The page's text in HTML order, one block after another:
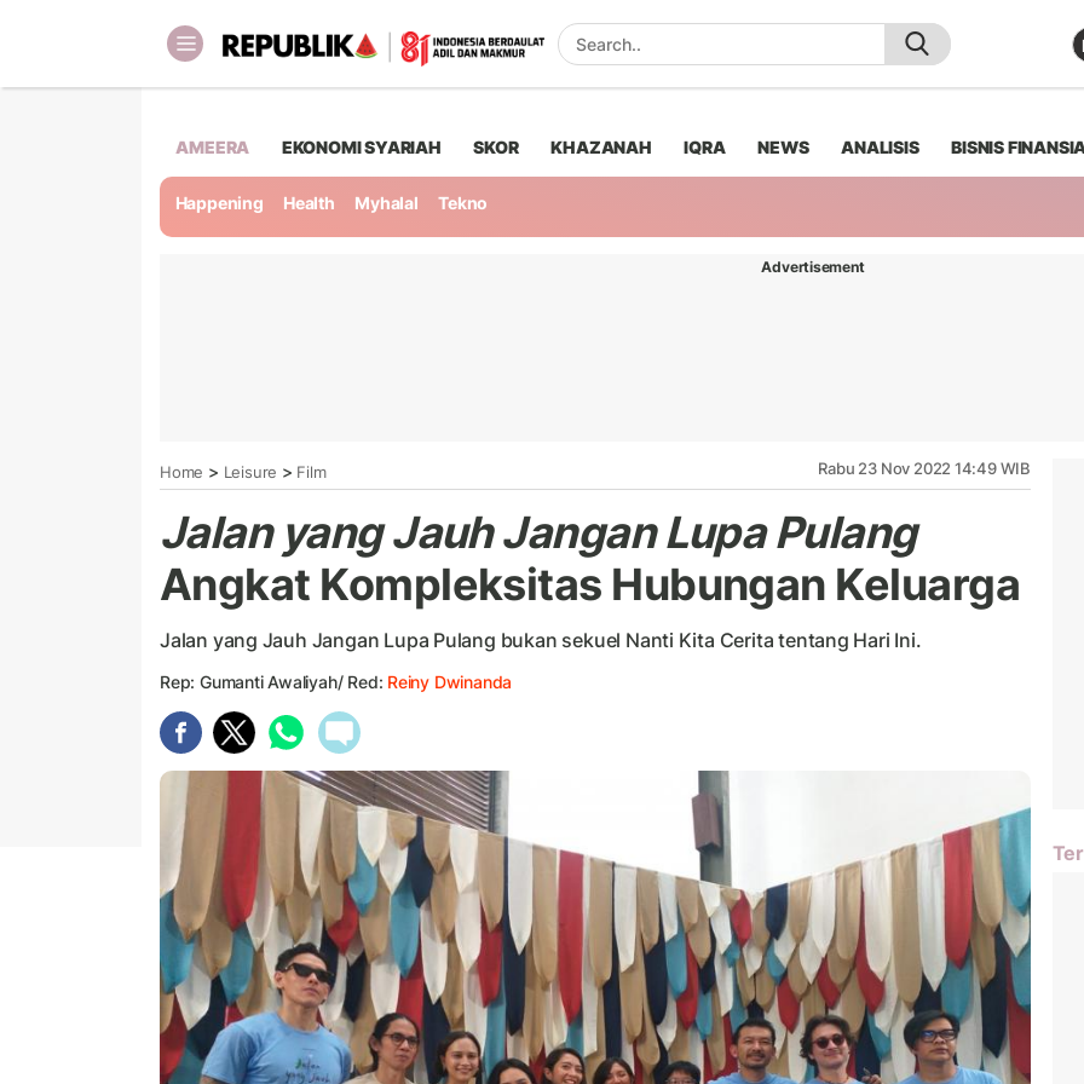
AMEERA EKONOMI SYARIAH SKOR KHAZANAH IQRA NEWS ANALISIS BISNIS
Happening Health Myhalal Tekno
Advertisement
Home > Leisure > Film Rabu 23 Nov 2022 14:49 WIB
Jalan yang Jauh Jangan Lupa Pulang
Angkat Kompleksitas Hubungan Keluarga
Jalan yang Jauh Jangan Lupa Pulang bukan sekuel Nanti Kita Cerita tentang Hari Ini.
Rep: Gumanti Awaliyah/ Red: Reiny Dwinanda